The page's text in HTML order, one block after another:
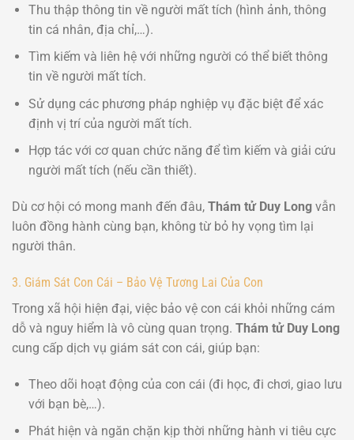
Thu thập thông tin về người mất tích (hình ảnh, thông
tin cá nhân, địa chỉ,…).
Tìm kiếm và liên hệ với những người có thể biết thông
tin về người mất tích.
Sử dụng các phương pháp nghiệp vụ đặc biệt để xác
định vị trí của người mất tích.
Hợp tác với cơ quan chức năng để tìm kiếm và giải cứu
người mất tích (nếu cần thiết).
Dù cơ hội có mong manh đến đâu, Thám tử Duy Long vẫn
luôn đồng hành cùng bạn, không từ bỏ hy vọng tìm lại
người thân.
3. Giám Sát Con Cái – Bảo Vệ Tương Lai Của Con
Trong xã hội hiện đại, việc bảo vệ con cái khỏi những cám
dỗ và nguy hiểm là vô cùng quan trọng. Thám tử Duy Long
cung cấp dịch vụ giám sát con cái, giúp bạn:
Theo dõi hoạt động của con cái (đi học, đi chơi, giao lưu
với bạn bè,…).
Phát hiện và ngăn chặn kịp thời những hành vi tiêu cực